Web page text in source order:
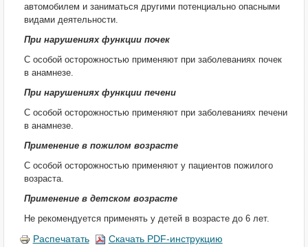
автомобилем и заниматься другими потенциально опасными
видами деятельности.
При нарушениях функции почек
С особой осторожностью применяют при заболеваниях почек
в анамнезе.
При нарушениях функции печени
С особой осторожностью применяют при заболеваниях печени
в анамнезе.
Применение в пожилом возрасте
С особой осторожностью применяют у пациентов пожилого
возраста.
Применение в детском возрасте
Не рекомендуется применять у детей в возрасте до 6 лет.
Распечатать Скачать PDF-инструкцию